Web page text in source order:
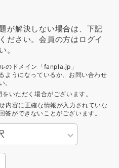
が解決しない場合は、下記
ださい。会員の方はログイ
。
のドメイン「fanpla.jp」
ようになっているか、お問い合わせ
。
いただく場合がございます。
内容に正確な情報が入力されていな
答ができないことがございます。